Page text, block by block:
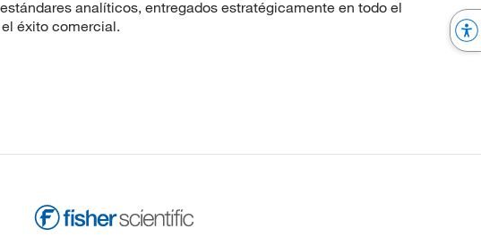
analíticos, entregados estratégicamente en todo el
éxito comercial.